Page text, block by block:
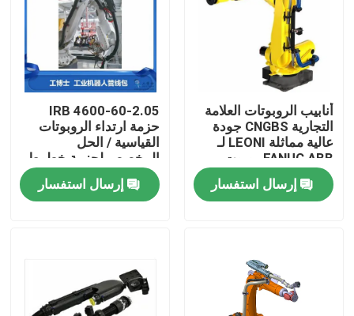
المنزل
فيديوهات
أنابيب الروبوتات العلامة
التجارية CNGBS جودة
عالية مماثلة LEONI لـ
FANUC ABB روبوت
إرسال استفسار
IRB 4600-60-2.05
حزمة ارتداء الروبوتات
القياسية / الحل
المخصص لحزمة خطوط
الأنابيب من محور واحد
إلى ستة محاور
إرسال استفسار